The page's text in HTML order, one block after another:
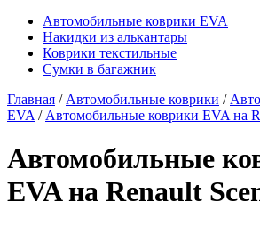
Автомобильные коврики EVA
Накидки из алькантары
Коврики текстильные
Сумки в багажник
Главная / Автомобильные коврики /
EVA / Автомобильные коврики EVA на
Автомобильные
EVA на Renault